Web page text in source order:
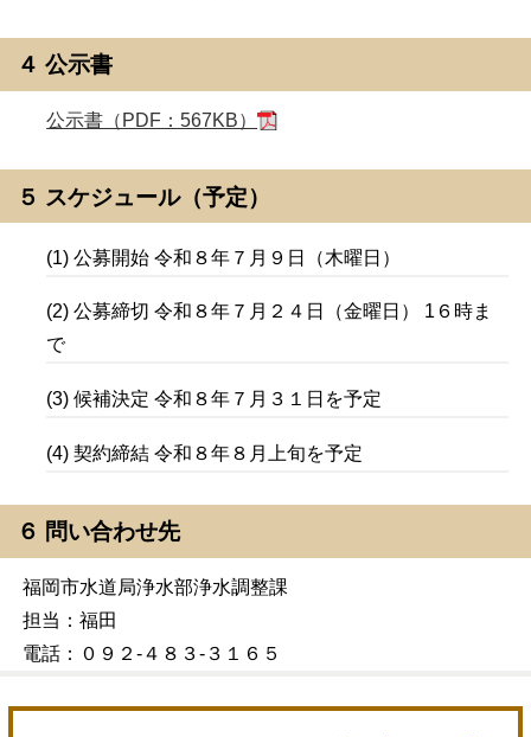
４ 公示書
公示書（PDF：567KB）
５ スケジュール（予定）
(1) 公募開始 令和８年７月９日（木曜日）
(2) 公募締切 令和８年７月２４日（金曜日） 1６時ま
で
(3) 候補決定 令和８年７月３１日を予定
(4) 契約締結 令和８年８月上旬を予定
６ 問い合わせ先
福岡市水道局浄水部浄水調整課
担当：福田
電話：０９２-４８３-３１６５